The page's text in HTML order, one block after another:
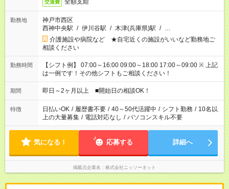
交通費 全額支給
勤務地
神戸市西区
西神中央駅 / 伊川谷駅 / 木津(兵庫県)駅 / …
介護施設や病院など ★自宅近くの施設がいいなど勤務地ご
相談ください
勤務時間
【シフト例】 07:00～16:00 09:00～18:00 17:00～09:00 ※ 上記
は一例です！その他シフトもご相談ください！
期間 即日～2ヶ月以上 ■開始日の相談OK！
特徴 日払いOK / 履歴書不要 / 40～50代活躍中 / シフト勤務 / 10名以
上の大量募集 / 電話対応なし / パソコンスキル不要
気になる！ 応募する 詳細へ
掲載元企業名 株式会社ニッソーネット